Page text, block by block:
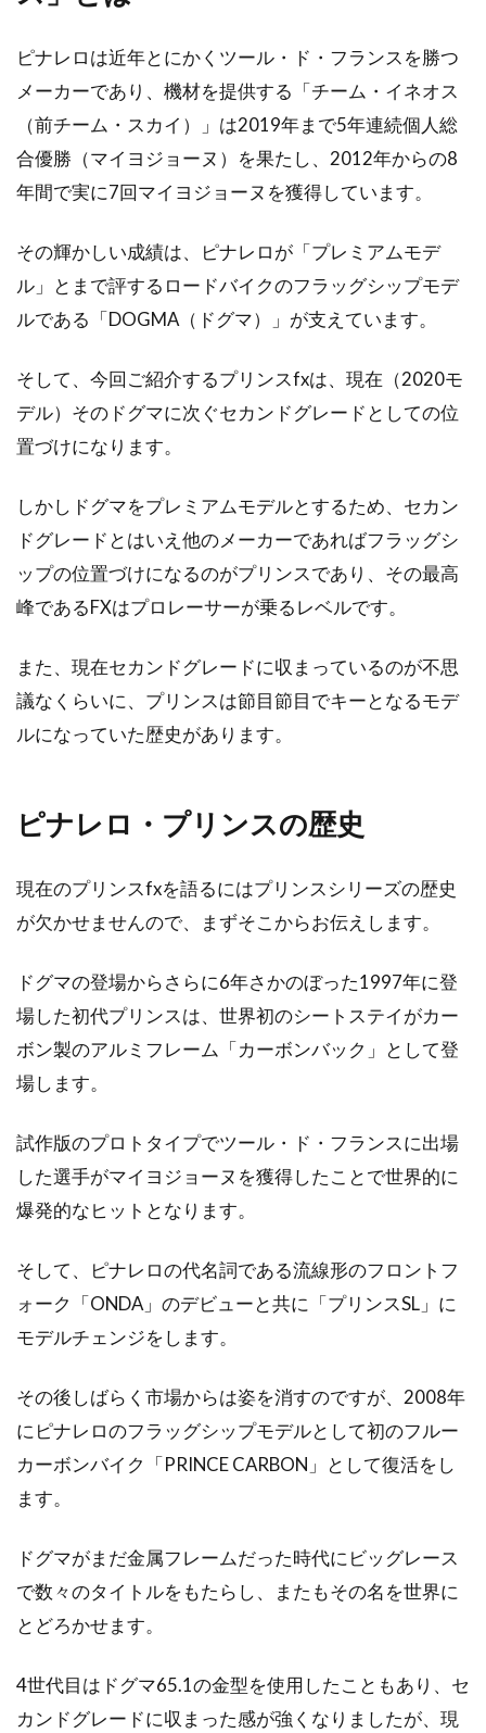
LSDトレーニングの効果は自転車で
はどうなの？
こんにちは、じてんしゃライターふくだです。
低い出力で長時間Long、ゆっくりSlow（あるい
は一...
ロードバイクのバーテープを交換！
選び方やおすすめもご紹介
自転車のハンドルには、握る場所に滑り止めの
グリップが装着されています。しかし、形状が
ロードバイクのブレーキってあまり
効かないもの？
いうことで悩...
を改造してみる？
クロスバイクを買って一年ほどすると、「ロー
ドバイク速く...
おしゃれに乗りたい！自転車女子の
服装コーデ術！
タイプの自転車に乗る女性が増えてきました。
ジャイアントのロードバイクが安い
っていうのは本当？
こんにちは、じてんしゃライターふくだです。
こともあ...
こんにちは、じてんしゃライターふくだです。
初めてロードバイクなどの本格的なスポーツ自
ロードバイクにスタンドは使える
ピナレロは近年とにかくツール・ド・フランスを勝つ
メーカーであり、機材を提供する「チーム・イネオス
（前チーム・スカイ）」は2019年まで5年連続個人総
合優勝（マイヨジョーヌ）を果たし、2012年からの8
年間で実に7回マイヨジョーヌを獲得しています。
その輝かしい成績は、ピナレロが「プレミアムモデ
ル」とまで評するロードバイクのフラッグシップモデ
ルである「DOGMA（ドグマ）」が支えています。
そして、今回ご紹介するプリンスfxは、現在（2020モ
デル）そのドグマに次ぐセカンドグレードとしての位
置づけになります。
しかしドグマをプレミアムモデルとするため、セカン
ドグレードとはいえ他のメーカーであればフラッグシ
ップの位置づけになるのがプリンスであり、その最高
峰であるFXはプロレーサーが乗るレベルです。
また、現在セカンドグレードに収まっているのが不思
議なくらいに、プリンスは節目節目でキーとなるモデ
ルになっていた歴史があります。
ピナレロ・プリンスの歴史
現在のプリンスfxを語るにはプリンスシリーズの歴史
が欠かせませんので、まずそこからお伝えします。
ドグマの登場からさらに6年さかのぼった1997年に登
場した初代プリンスは、世界初のシートステイがカー
ボン製のアルミフレーム「カーボンバック」として登
場します。
試作版のプロトタイプでツール・ド・フランスに出場
した選手がマイヨジョーヌを獲得したことで世界的に
爆発的なヒットとなります。
そして、ピナレロの代名詞である流線形のフロントフ
ォーク「ONDA」のデビューと共に「プリンスSL」に
モデルチェンジをします。
その後しばらく市場からは姿を消すのですが、2008年
にピナレロのフラッグシップモデルとして初のフルー
カーボンバイク「PRINCE CARBON」として復活をし
ます。
ドグマがまだ金属フレームだった時代にビッグレース
で数々のタイトルをもたらし、またもその名を世界に
とどろかせます。
4世代目はドグマ65.1の金型を使用したこともあり、セ
カンドグレードに収まった感が強くなりましたが、現